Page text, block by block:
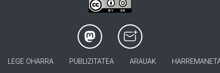
LEGE OHARRA PUBLIZITATEA ARAUAK